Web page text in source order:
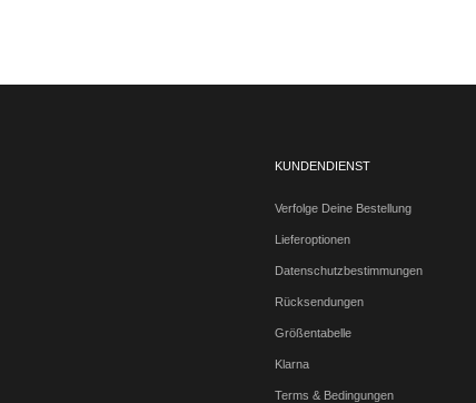
KUNDENDIENST
Verfolge Deine Bestellung
Lieferoptionen
Datenschutzbestimmungen
Rücksendungen
Größentabelle
Klarna
Terms & Bedingungen